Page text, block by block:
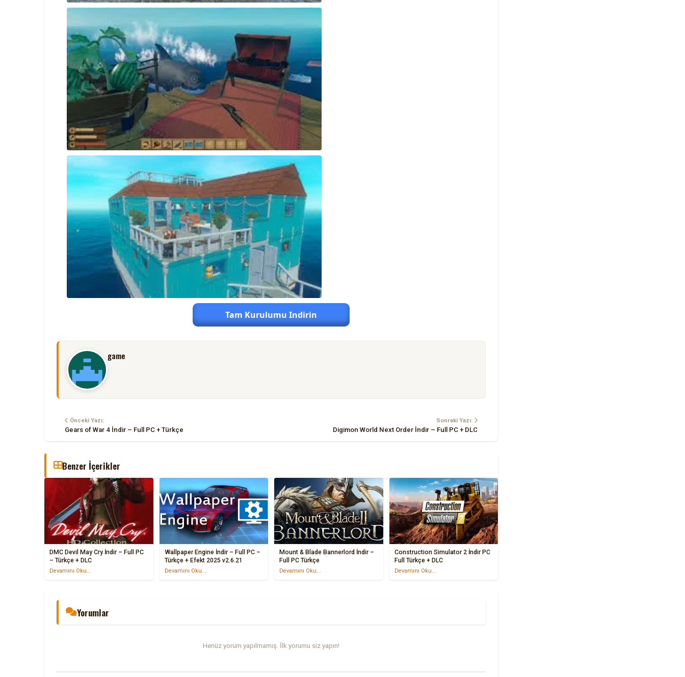
Tam Kurulumu Indirin
game
Önceki Yazı:
Gears of War 4 İndir – Full PC + Türkçe
Sonraki Yazı:
Digimon World Next Order İndir – Full PC + DLC
Benzer İçerikler
DMC Devil May Cry İndir – Full PC
– Türkçe + DLC
Devamını Oku...
Wallpaper Engine İndir – Full PC –
Türkçe + Efekt 2025 v2.6.21
Devamını Oku...
Mount & Blade Bannerlord İndir –
Full PC Türkçe
Devamını Oku...
Construction Simulator 2 İndir PC
Full Türkçe + DLC
Devamını Oku...
Yorumlar
Henüz yorum yapılmamış. İlk yorumu siz yapın!